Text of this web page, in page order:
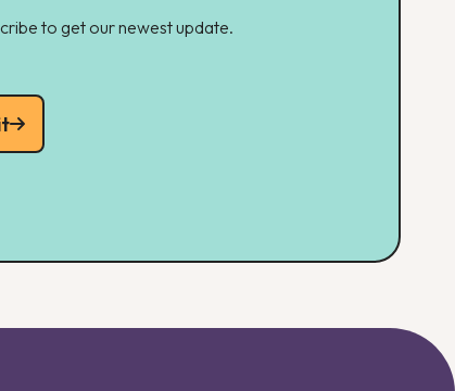
to get our newest update.